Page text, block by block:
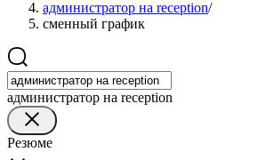
администратор на reception/
сменный график
администратор на reception
Резюме